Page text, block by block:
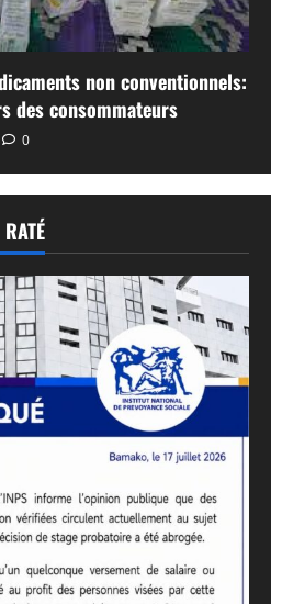
non conventionnels:
des consommateurs
0